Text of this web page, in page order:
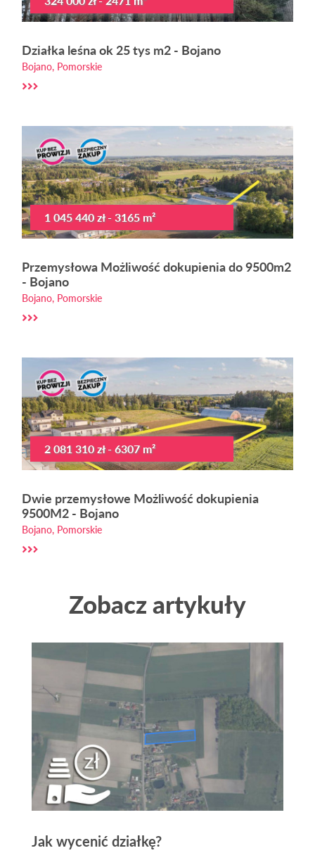
Działka leśna ok 25 tys m2 - Bojano
Bojano, Pomorskie
1 045 440 zł - 3165 m²
Przemysłowa Możliwość dokupienia do 9500m2
- Bojano
Bojano, Pomorskie
2 081 310 zł - 6307 m²
Dwie przemysłowe Możliwość dokupienia
9500M2 - Bojano
Bojano, Pomorskie
Zobacz artykuły
Jak wycenić działkę?